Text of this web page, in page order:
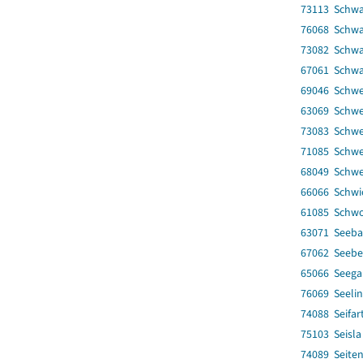
73113
76068
73082
67061
69046
63069
73083
71085
68049
66066
61085
63071
67062
65066 Seega
76069
74088
75103 Seisla
74089